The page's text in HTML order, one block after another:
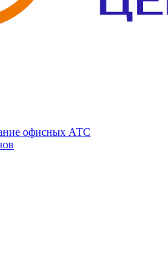
офисных АТС